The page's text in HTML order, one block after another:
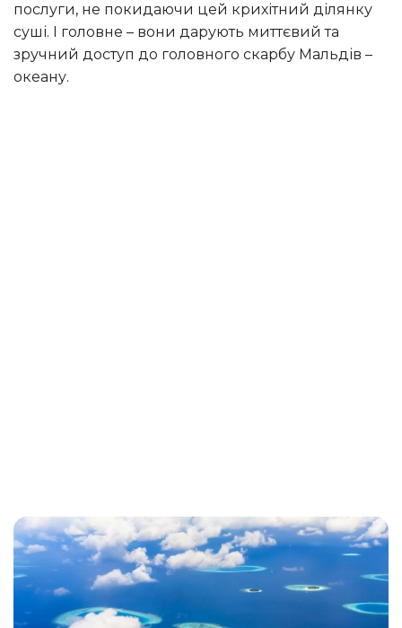
послуги, не покидаючи цей крихітний ділянку
суші. І головне – вони дарують миттєвий та
зручний доступ до головного скарбу Мальдів –
океану.